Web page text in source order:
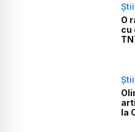
O
cu
la